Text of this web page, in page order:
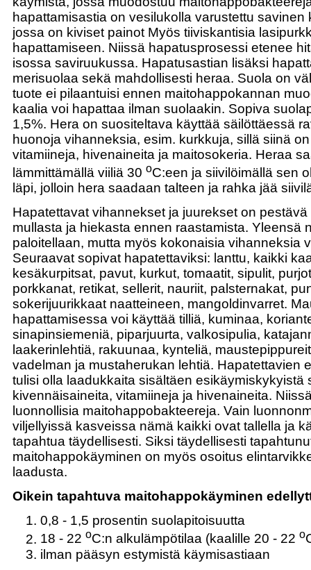
hapattamisastia on vesilukolla varustettu savinen
jossa on kiviset painot Myös tiiviskantisia
hapattamiseen. Niissä hapatusprosessi etenee
isossa saviruukussa. Hapatusastian lisäksi
merisuolaa sekä mahdollisesti heraa. Suola on
tuote ei pilaantuisi ennen maitohappokannan
kaalia voi hapattaa ilman suolaakin. Sopiva
1,5%. Hera on suositeltava käyttää säilöttäessä
huonoja vihanneksia, esim. kurkkuja, sillä siinä
vitamiineja, hivenaineita ja maitosokeria. Heraa
lämmittämällä viiliä 30 oC:een ja siivilöimällä sen
läpi, jolloin hera saadaan talteen ja rahka jää
Hapatettavat vihannekset ja juurekset on
mullasta ja hiekasta ennen raastamista. Yleensä
paloitellaan, mutta myös kokonaisia vihanneksia
Seuraavat sopivat hapatettaviksi: lanttu, kaikki
kesäkurpitsat, pavut, kurkut, tomaatit, sipulit,
porkkanat, retikat, sellerit, nauriit, palsternakat,
sokerijuurikkaat naatteineen, mangoldinvarret.
hapattamisessa voi käyttää tilliä, kuminaa,
sinapinsiemeniä, piparjuurta, valkosipulia,
laakerinlehtiä, rakuunaa, kynteliä,
vadelman ja mustaherukan lehtiä. Hapatettavien
tulisi olla laadukkaita sisältäen esikäymiskykyistä
kivennäisaineita, vitamiineja ja hivenaineita.
luonnollisia maitohappobakteereja. Vain
viljellyissä kasveissa nämä kaikki ovat tallella ja
tapahtua täydellisesti. Siksi täydellisesti
maitohappokäyminen on myös osoitus
laadusta.
Oikein tapahtuva maitohappokäyminen
0,8 - 1,5 prosentin suolapitoisuutta
18 - 22 oC:n alkulämpötilaa (kaalille 20 - 22 o
ilman pääsyn estymistä käymisastiaan